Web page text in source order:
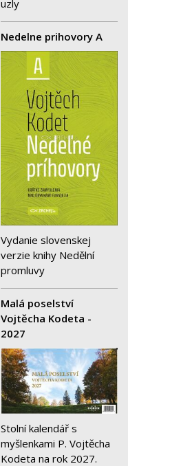
uzly
Nedelne prihovory A
Vydanie slovenskej
verzie knihy Nedělní
promluvy
Malá poselství
Vojtěcha Kodeta -
2027
Stolní kalendář s
myšlenkami P. Vojtěcha
Kodeta na rok 2027.